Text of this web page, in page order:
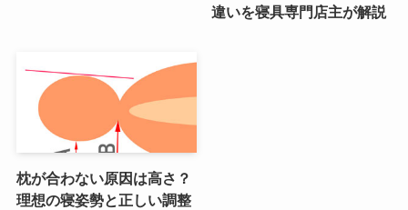
違いを寝具専門店主が解説
枕が合わない原因は高さ？
理想の寝姿勢と正しい調整